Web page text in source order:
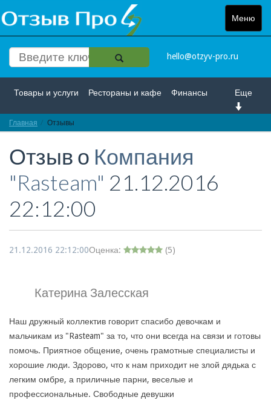
Меню
Toggle
hello@otzyv-pro.ru
Еще
Товары и услуги Рестораны и кафе Финансы
Красота и здоровье
Интернет Путешествие и отдых Транспорт
Недвижимость Работа Гос. учреждения
Личности Логистика
Главная Отзывы
Отзыв о Компания
"Rasteam" 21.12.2016
22:12:00
21.12.2016 22:12:00Оценка: (5)
Катерина Залесская
Наш дружный коллектив говорит спасибо девочкам и
мальчикам из "Rasteam" за то, что они всегда на связи и готовы
помочь. Приятное общение, очень грамотные специалисты и
хорошие люди. Здорово, что к нам приходит не злой дядька с
легким омбре, а приличные парни, веселые и
профессиональные. Свободные девушки